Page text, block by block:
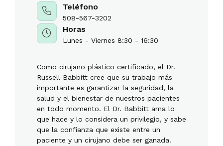
Teléfono
508-567-3202
Horas
Lunes - Viernes 8:30 - 16:30
Como cirujano plástico certificado, el Dr.
Russell Babbitt cree que su trabajo más
importante es garantizar la seguridad, la
salud y el bienestar de nuestros pacientes
en todo momento. El Dr. Babbitt ama lo
que hace y lo considera un privilegio, y sabe
que la confianza que existe entre un
paciente y un cirujano debe ser ganada.